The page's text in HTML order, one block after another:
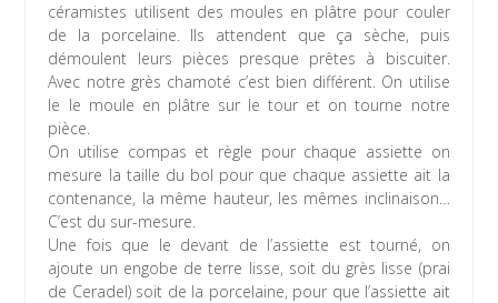
céramistes utilisent des moules en plâtre pour couler
de la porcelaine. Ils attendent que ça sèche, puis
démoulent leurs pièces presque prêtes à biscuiter.
Avec notre grès chamoté c’est bien différent. On utilise
le le moule en plâtre sur le tour et on tourne notre
pièce.
On utilise compas et règle pour chaque assiette on
mesure la taille du bol pour que chaque assiette ait la
contenance, la même hauteur, les mêmes inclinaison…
C’est du sur-mesure.
Une fois que le devant de l’assiette est tourné, on
ajoute un engobe de terre lisse, soit du grès lisse (prai
de Ceradel) soit de la porcelaine, pour que l’assiette ait